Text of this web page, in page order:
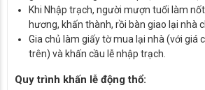
Khi Nhập trạch, người mượn tuổi làm
hương, khấn thành, rồi bàn giao lại nhà
Gia chủ làm giấy tờ mua lại nhà (với giá
trên) và khấn cầu lễ nhập trạch.
Quy trình khấn lễ động thổ: